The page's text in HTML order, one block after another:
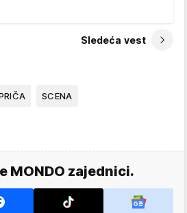
Sledeća vest
SCENA
MONDO zajednici.